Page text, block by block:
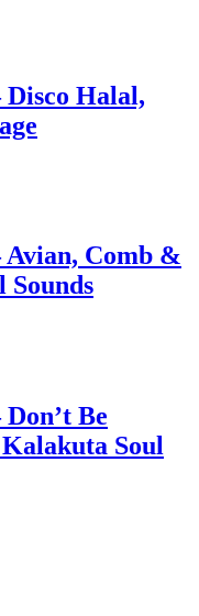
Disco Halal,
Avian, Comb &
Sounds
Be
Soul